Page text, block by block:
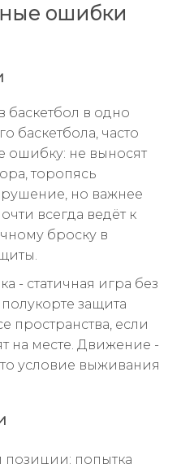
ошибки
в одно
баскетбола, часто
ошибку: не выносят
торопясь
но важнее
всегда ведёт к
броску в
- статичная игра без
защита
пространства, если
на месте. Движение -
условие выживания
позиции: попытка